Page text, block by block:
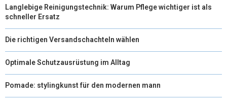
Langlebige Reinigungstechnik: Warum Pflege wichtiger ist als
schneller Ersatz
Die richtigen Versandschachteln wählen
Optimale Schutzausrüstung im Alltag
Pomade: stylingkunst für den modernen mann